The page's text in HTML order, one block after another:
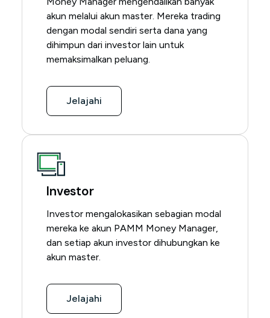
akun melalui akun master. Mereka trading
dengan modal sendiri serta dana yang
dihimpun dari investor lain untuk
memaksimalkan peluang.
Jelajahi
Investor
Investor mengalokasikan sebagian modal
mereka ke akun PAMM Money Manager,
dan setiap akun investor dihubungkan ke
akun master.
Jelajahi